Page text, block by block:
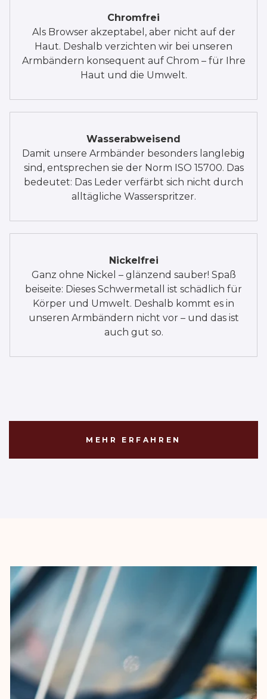
Chromfrei
Als Browser akzeptabel, aber nicht auf der
Haut. Deshalb verzichten wir bei unseren
Armbändern konsequent auf Chrom – für Ihre
Haut und die Umwelt.
Wasserabweisend
Damit unsere Armbänder besonders langlebig
sind, entsprechen sie der Norm ISO 15700. Das
bedeutet: Das Leder verfärbt sich nicht durch
alltägliche Wasserspritzer.
Nickelfrei
Ganz ohne Nickel – glänzend sauber! Spaß
beiseite: Dieses Schwermetall ist schädlich für
Körper und Umwelt. Deshalb kommt es in
unseren Armbändern nicht vor – und das ist
auch gut so.
MEHR ERFAHREN